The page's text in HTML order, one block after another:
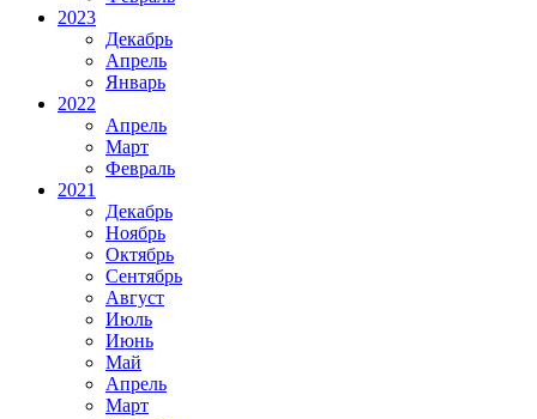
2023
Декабрь
Апрель
Январь
2022
Апрель
Март
Февраль
2021
Декабрь
Ноябрь
Октябрь
Сентябрь
Август
Июль
Июнь
Май
Апрель
Март